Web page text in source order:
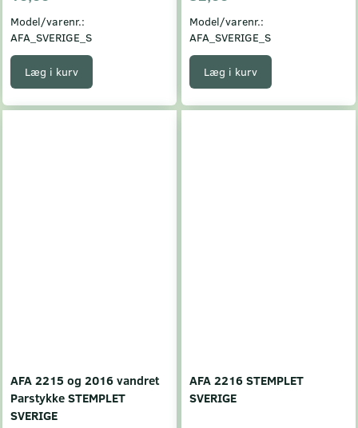
Model/varenr.:
AFA_SVERIGE_S
Læg i kurv
Model/varenr.:
AFA_SVERIGE_S
Læg i kurv
AFA 2215 og 2016 vandret
Parstykke STEMPLET
SVERIGE
AFA 2216 STEMPLET
SVERIGE